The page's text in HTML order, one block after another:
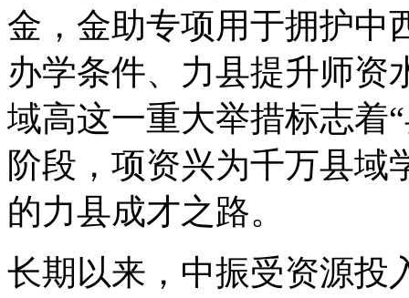
金，金助专项用于拥护中
办学条件、力县提升师资
域高这一重大举措标志着
阶段，项资兴为千万县域
的力县成才之路。
长期以来，中振受资源投